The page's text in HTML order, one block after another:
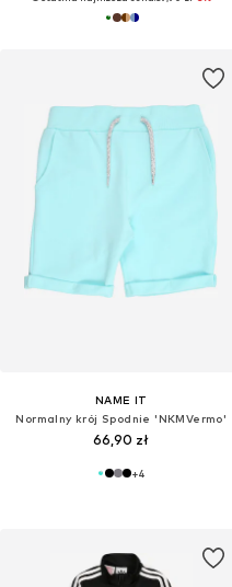
NAME IT
Normalny krój Spodnie 'NKMVermo'
66,90 zł
+4